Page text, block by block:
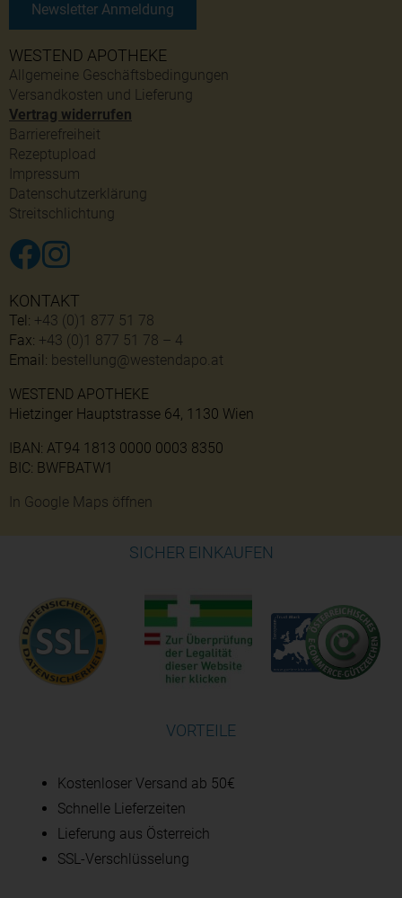
WESTEND APOTHEKE
Allgemeine Geschäftsbedingungen
Versandkosten und Lieferung
Vertrag widerrufen
Barrierefreiheit
Rezeptupload
Impressum
Datenschutzerklärung
Streitschlichtung
Newsletter Anmeldung
KONTAKT
Tel: +43 (0)1 877 51 78
Fax: +43 (0)1 877 51 78 – 4
Email: bestellung@westendapo.at
WESTEND APOTHEKE
Hietzinger Hauptstrasse 64, 1130 Wien
IBAN: AT94 1813 0000 0003 8350
BIC: BWFBATW1
In Google Maps öffnen
SICHER EINKAUFEN
VORTEILE
Kostenloser Versand ab 50€
Schnelle Lieferzeiten
Lieferung aus Österreich
SSL-Verschlüsselung